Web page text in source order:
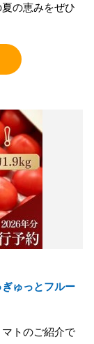
の恵みをぜひ
ぎゅっとフルー
トのご紹介で